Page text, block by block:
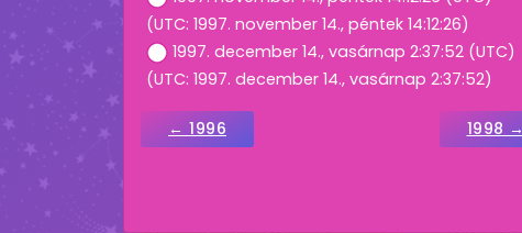
(UTC: 1997. november 14., péntek 14:12:26)
1997. december 14., vasárnap 2:37:52 (UTC)
(UTC: 1997. december 14., vasárnap 2:37:52)
← 1996 1998 →